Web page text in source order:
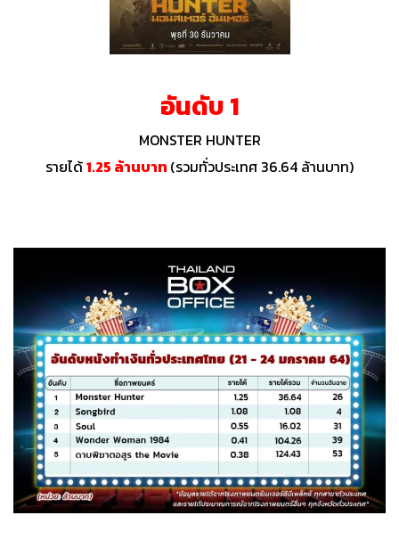
อันดับ 1
MONSTER HUNTER
รายได้1.25 ล้านบาท (รวมทั่วประเทศ 36.64 ล้านบาท)